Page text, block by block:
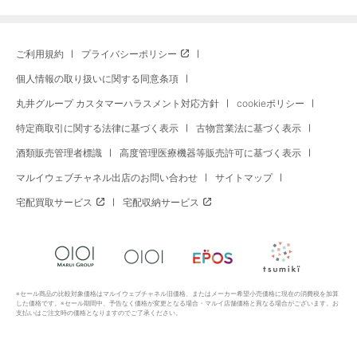
ご利用規約 プライバシーポリシー
個人情報の取り扱いに関する同意条項
丸井グループ カスタマーハラスメント対応方針 cookieポリシー
特定商取引に関する法律に基づく表示 古物営業法に基づく表示
酒類販売管理者標識 高度管理医療機器等販売許可に基づく表示
マルイウェブチャネル出店のお問い合わせ サイトマップ
宅配買取サービス 宅配収納サービス
※セール商品の比較対象価格はマルイウェブチャネル旧価格、またはメーカー希望小売価格に現在の消費税を加算
した価格です。※セール期間中、予告なく価格が変更となる場合・マルイ店舗価格と異なる場合がございます。お
支払いはご注文時の価格となりますのでご了承ください。